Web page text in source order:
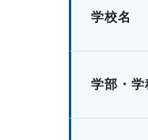
学校名
学部・学